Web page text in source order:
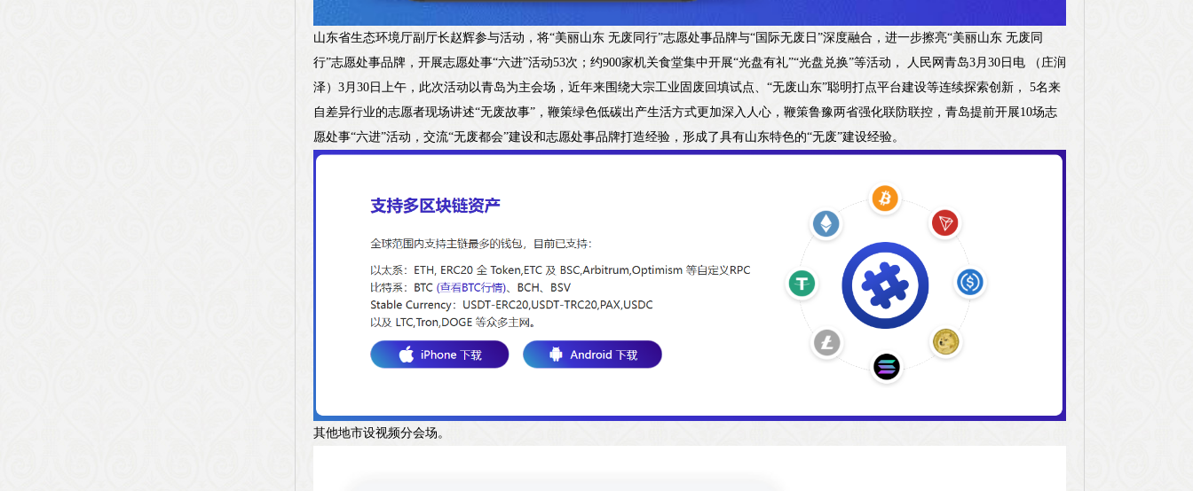
山东省生态环境厅副厅长赵辉参与活动，将“美丽山东 无废同行”志愿处事品牌与“国际无废日”深度融合，进一步擦亮“美丽山东 无废同
行”志愿处事品牌，开展志愿处事“六进”活动53次；约900家机关食堂集中开展“光盘有礼”“光盘兑换”等活动， 人民网青岛3月30日电 （庄润
泽）3月30日上午，此次活动以青岛为主会场，近年来围绕大宗工业固废回填试点、“无废山东”聪明打点平台建设等连续探索创新， 5名来
自差异行业的志愿者现场讲述“无废故事”，鞭策绿色低碳出产生活方式更加深入人心，鞭策鲁豫两省强化联防联控，青岛提前开展10场志
愿处事“六进”活动，交流“无废都会”建设和志愿处事品牌打造经验，形成了具有山东特色的“无废”建设经验。
其他地市设视频分会场。